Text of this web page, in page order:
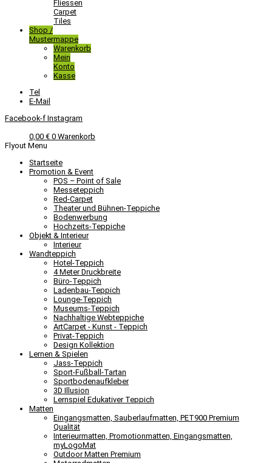
Fliessen
Carpet
Tiles
Shop /
Mustermappe
Warenkorb
Mein
Konto
Kasse
Tel
E-Mail
Facebook-f Instagram
0,00 € 0 Warenkorb
Flyout Menu
Startseite
Promotion & Event
POS – Point of Sale
Messeteppich
Red-Carpet
Theater und Bühnen-Teppiche
Bodenwerbung
Hochzeits-Teppiche
Objekt & Interieur
Interieur
Wandteppich
Hotel-Teppich
4 Meter Druckbreite
Büro-Teppich
Ladenbau-Teppich
Lounge-Teppich
Museums-Teppich
Nachhaltige Webteppiche
ArtCarpet - Kunst - Teppich
Privat-Teppich
Design Kollektion
Lernen & Spielen
Jass-Teppich
Sport-Fußball-Tartan
Sportbodenaufkleber
3D Illusion
Lernspiel Edukativer Teppich
Matten
Eingangsmatten, Sauberlaufmatten, PET900 Premium
Qualität
Interieurmatten, Promotionmatten, Eingangsmatten,
myLogoMat
Outdoor Matten Premium